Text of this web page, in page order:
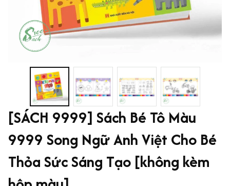
[SÁCH 9999] Sách Bé Tô Màu
9999 Song Ngữ Anh Việt Cho Bé
Thỏa Sức Sáng Tạo [không kèm